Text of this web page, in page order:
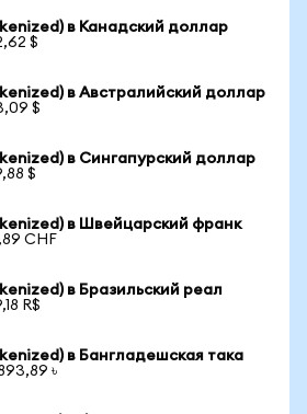
в Канадский доллар
$
в Австралийский доллар
$
в Сингапурский доллар
$
в Швейцарский франк
CHF
в Бразильский реал
R$
в Бангладешская така
৳